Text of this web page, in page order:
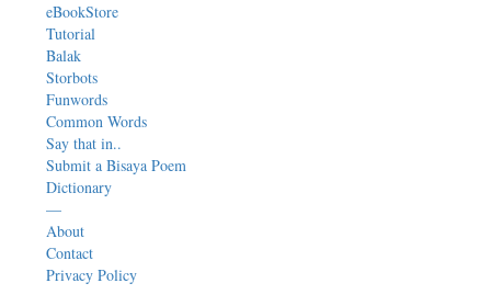
eBookStore
Tutorial
Balak
Storbots
Funwords
Common Words
Say that in..
Submit a Bisaya Poem
Dictionary
—
About
Contact
Privacy Policy